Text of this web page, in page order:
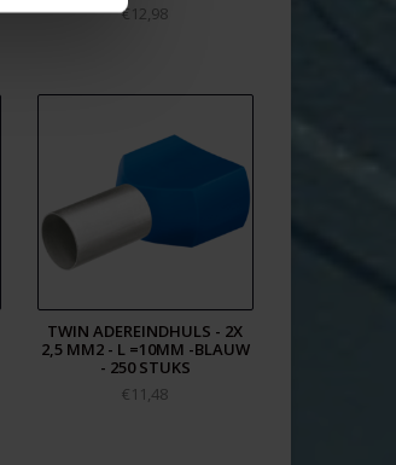
€12,98
TWIN ADEREINDHULS - 2X
2,5 MM2 - L =10MM -BLAUW
- 250 STUKS
€11,48